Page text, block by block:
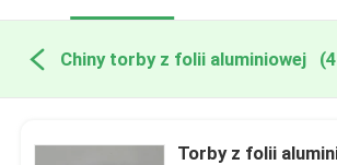
Chiny torby z folii aluminiowej
Torby z folii